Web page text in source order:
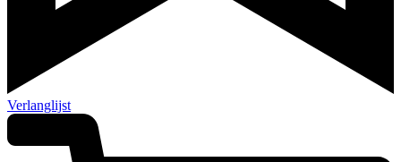
Verlanglijst